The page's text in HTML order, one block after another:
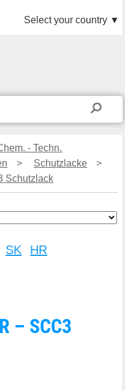
Select your country ▼
- Techn.
> Schutzlacke
>
Schutzlack
SK HR
– SCC3